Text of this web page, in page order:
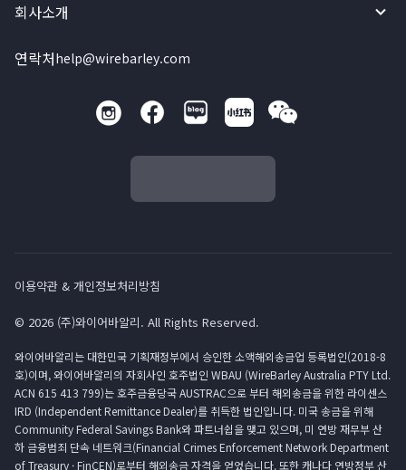
회사소개
연락처help@wirebarley.com
이용약관 & 개인정보처리방침
© 2026 (주)와이어바알리. All Rights Reserved.
와이어바알리는 대한민국 기획재정부에서 승인한 소액해외송금업 등록법인(2018-8
호)이며, 와이어바알리의 자회사인 호주법인 WBAU (WireBarley Australia PTY Ltd.
ACN 615 413 799)는 호주금융당국 AUSTRAC으로 부터 해외송금을 위한 라이센스
IRD (Independent Remittance Dealer)를 취득한 법인입니다. 미국 송금을 위해
Community Federal Savings Bank와 파트너쉽을 맺고 있으며, 미 연방 재무부 산
하 금융범죄 단속 네트워크(Financial Crimes Enforcement Network Department
of Treasury · FinCEN)로부터 해외송금 자격을 얻었습니다. 또한 캐나다 연방정부 산